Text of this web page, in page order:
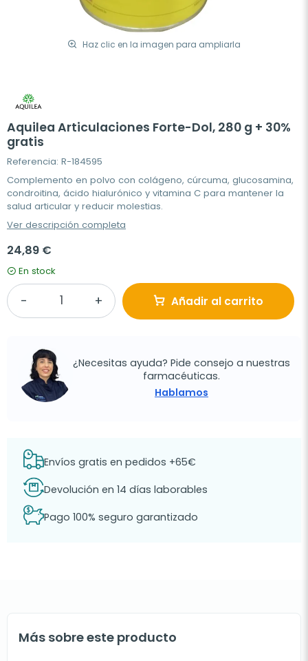
Haz clic en la imagen para ampliarla
Aquilea Articulaciones Forte-Dol, 280 g + 30%
gratis
Referencia: R-184595
Complemento en polvo con colágeno, cúrcuma, glucosamina,
condroitina, ácido hialurónico y vitamina C para mantener la
salud articular y reducir molestias.
Ver descripción completa
24,89 €
En stock
Añadir al carrito
¿Necesitas ayuda? Pide consejo a nuestras
farmacéuticas.
Hablamos
Envíos gratis en pedidos +65€
Devolución en 14 días laborables
Pago 100% seguro garantizado
Más sobre este producto